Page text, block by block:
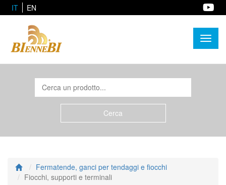
IT EN
Fermatende, ganci per tendaggi e fiocchi
Fiocchi, supporti e terminali